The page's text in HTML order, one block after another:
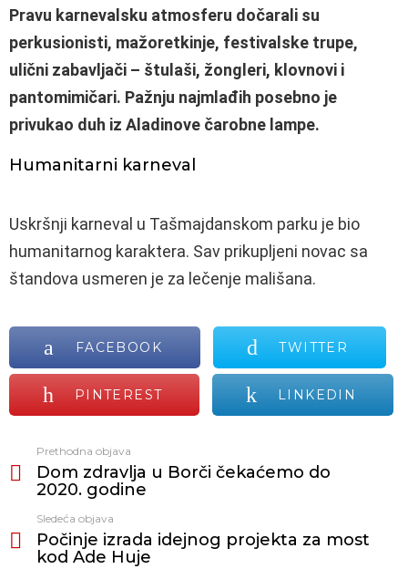
Pravu karnevalsku atmosferu dočarali su
perkusionisti, mažoretkinje, festivalske trupe,
ulični zabavljači – štulaši, žongleri, klovnovi i
pantomimičari. Pažnju najmlađih posebno je
privukao duh iz Aladinove čarobne lampe.
Humanitarni karneval
Uskršnji karneval u Tašmajdanskom parku je bio
humanitarnog karaktera. Sav prikupljeni novac sa
štandova usmeren je za lečenje mališana.
FACEBOOK TWITTER
PINTEREST LINKEDIN
još
Prethodna objava
Dom zdravlja u Borči čekaćemo do
2020. godine
Sledeća objava
Počinje izrada idejnog projekta za most
kod Ade Huje